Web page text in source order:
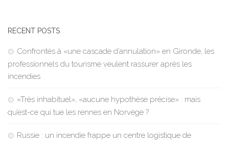
RECENT POSTS
Confrontés à «une cascade d’annulation» en Gironde, les
professionnels du tourisme veulent rassurer après les
incendies
«Très inhabituel», «aucune hypothèse précise» : mais
qu’est-ce qui tue les rennes en Norvège ?
Russie : un incendie frappe un centre logistique de